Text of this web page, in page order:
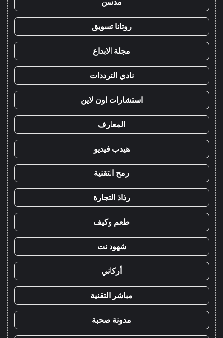
مدسن
روتانا تسويق
مجلة الابداع
نادي الترددات
استشارات اون لاين
المعارف
هيدب فيديو
رمح التقنية
رذاذ التجارة
طعم وكيف
شهود نت
أركاني
مباشر التقنية
مدونة صحبة